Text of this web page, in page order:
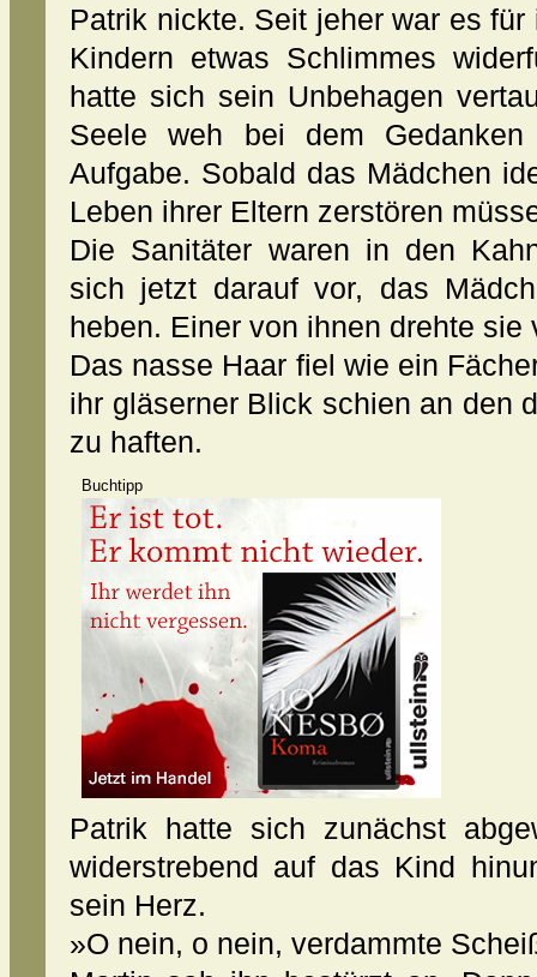
Patrik nickte. Seit jeher war es
Kindern etwas Schlimmes
hatte sich sein Unbehagen
Seele weh bei dem
Aufgabe. Sobald das Mädchen
Leben ihrer Eltern zerstören
Die Sanitäter waren in den
sich jetzt darauf vor, das
heben. Einer von ihnen drehte
Das nasse Haar fiel wie ein
ihr gläserner Blick schien an den
zu haften.
Buchtipp
Patrik hatte sich zunächst
widerstrebend auf das Kind
sein Herz.
»O nein, o nein, verdammte